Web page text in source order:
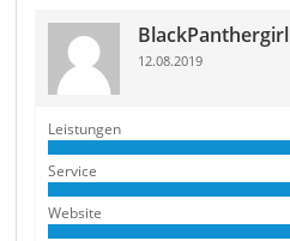
BlackPanthergirl
12.08.2019
Leistungen
Service
Website